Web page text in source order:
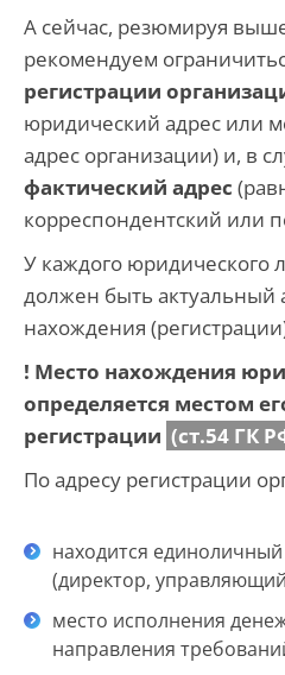
А сейчас, резюмируя
рекомендуем
регистрации
юридический адрес или
адрес организации) и, в
фактический адрес
корреспондентский или
У каждого
должен быть актуальный
нахождения
! Место нахождения
определяется местом
регистрации (ст.54 ГК
По адресу регистрации
находится
(директор,
место исполнения
направления